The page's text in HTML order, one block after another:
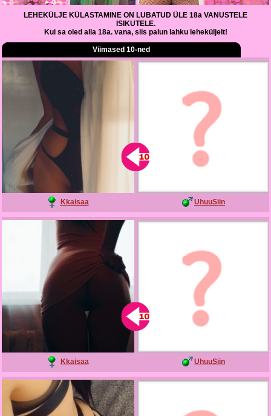
LEHEKÜLJE KÜLASTAMINE ON LUBATUD ÜLE 18a VANUSTELE
ISIKUTELE.
Kui sa oled alla 18a. vana, siis palun lahku leheküljelt!
Viimased 10-ned
Kkaisaa UhuuSiin
Kkaisaa UhuuSiin